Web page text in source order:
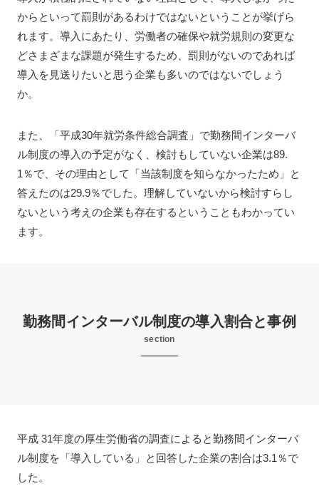
からといって罰則があるわけではないということが挙げら
れます。導入にあたり、労働者の確保や就労規則の変更な
どさまざまな課題が発生するため、罰則がないのであれば
導入を見送りたいと思う企業も多いのではないでしょう
か。
また、「平成30年就労条件総合調査」で勤務間インターバ
ル制度の導入の予定がなく、検討もしていない企業は89.
1％で、その理由として「当該制度を知らなかったため」と
答えたのは29.9％でした。理解していないから検討すらし
ないという考えの企業も存在するということもわかってい
ます。
勤務間インターバル制度の導入割合と事例
section
平成 31年度の厚生労働省の調査によると勤務間インターバ
ル制度を「導入している」と回答した企業の割合は3.1％で
した。